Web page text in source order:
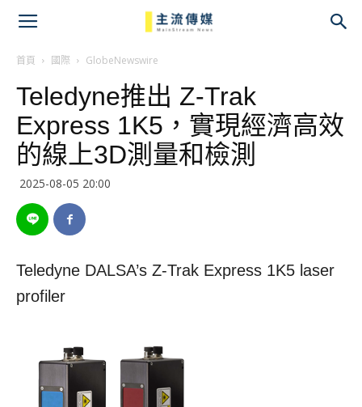
首頁 國際 GlobeNewswire
Teledyne推出 Z-Trak
Express 1K5，實現經濟高效
的線上3D測量和檢測
2025-08-05 20:00
Teledyne DALSA’s Z-Trak Express 1K5 laser
profiler